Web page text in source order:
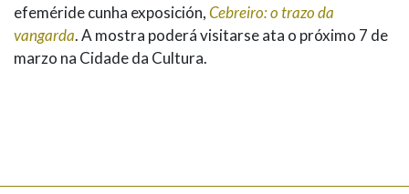
efeméride cunha exposición,Cebreiro: o trazo da
vangarda. A mostra poderá visitarse ata o próximo 7 de
marzo na Cidade da Cultura.